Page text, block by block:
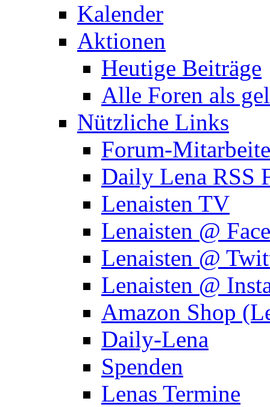
Kalender
Aktionen
Heutige Beiträge
Alle Foren als
Nützliche Links
Forum-
Daily Lena RSS
Lenaisten TV
Lenaisten @
Lenaisten @
Lenaisten @
Amazon Shop
Daily-Lena
Spenden
Lenas Termine